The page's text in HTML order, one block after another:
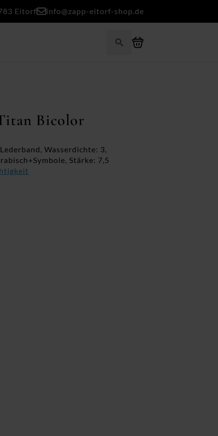
Eitorf info@zapp-eitorf-shop.de
Bicolor
Wasserdichte: 3,
Stärke: 7,5